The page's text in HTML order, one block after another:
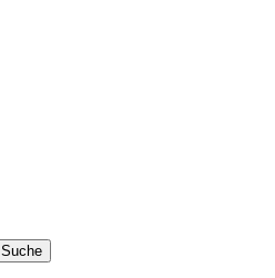
Suche